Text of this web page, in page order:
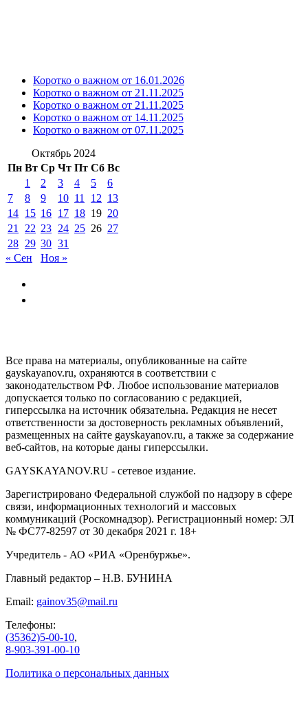
Коротко о важном от 16.01.2026
Коротко о важном от 21.11.2025
Коротко о важном от 21.11.2025
Коротко о важном от 14.11.2025
Коротко о важном от 07.11.2025
Октябрь 2024
Пн Вт Ср Чт Пт Сб Вс
1
2 3 4 5
6
7
8 9 10 11 12 13
14 15 16 17 18 19 20
21
22 23 24 25 26 27
28 29 30 31
« Сен
Ноя »
Все права на материалы, опубликованные на сайте
gayskayanov.ru, охраняются в соответствии с
законодательством РФ. Любое использование материалов
допускается только по согласованию с редакцией,
гиперссылка на источник обязательна. Редакция не несет
ответственности за достоверность рекламных объявлений,
размещенных на сайте gayskayanov.ru, а также за содержание
веб-сайтов, на которые даны гиперссылки.
GAYSKAYANOV.RU - сетевое издание.
Зарегистрировано Федеральной службой по надзору в сфере
связи, информационных технологий и массовых
коммуникаций (Роскомнадзор). Регистрационный номер: ЭЛ
№ ФС77-82597 от 30 декабря 2021 г. 18+
Учредитель - АО «РИА «Оренбуржье».
Главный редактор – Н.В. БУНИНА
Email: gainov35@mail.ru
Телефоны:
(35362)5-00-10,
8-903-391-00-10
Политика о персональных данных